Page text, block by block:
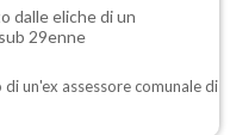
dalle eliche di un
29enne
un'ex assessore comunale di